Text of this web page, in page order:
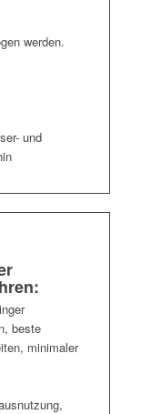
werden.
und
beste
minimaler